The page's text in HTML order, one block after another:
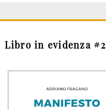
Libro in evidenza #2